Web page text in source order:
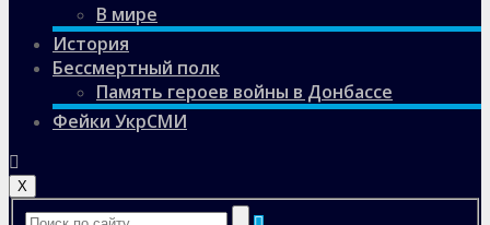
В мире
История
Бессмертный полк
Память героев войны в Донбассе
Фейки УкрСМИ
X